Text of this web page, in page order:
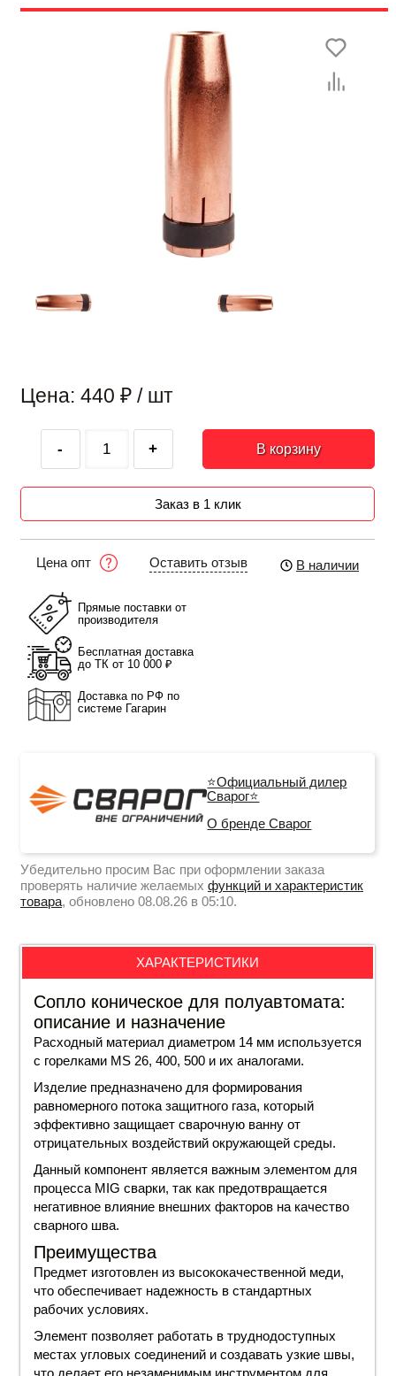
Цена: 440 ₽ / шт
- + В корзину
Заказ в 1 клик
Цена опт Оставить отзыв В наличии
Прямые поставки от
производителя
Бесплатная доставка
до ТК от 10 000 ₽
Доставка по РФ по
системе Гагарин
⭐Официальный дилер
Сварог⭐
О бренде Сварог
Убедительно просим Вас при оформлении заказа
проверять наличие желаемых функций и характеристик
товара, обновлено 08.08.26 в 05:10.
ХАРАКТЕРИСТИКИ
Сопло коническое для полуавтомата:
описание и назначение
Расходный материал диаметром 14 мм используется
с горелками MS 26, 400, 500 и их аналогами.
Изделие предназначено для формирования
равномерного потока защитного газа, который
эффективно защищает сварочную ванну от
отрицательных воздействий окружающей среды.
Данный компонент является важным элементом для
процесса MIG сварки, так как предотвращается
негативное влияние внешних факторов на качество
сварного шва.
Преимущества
Предмет изготовлен из высококачественной меди,
что обеспечивает надежность в стандартных
рабочих условиях.
Элемент позволяет работать в труднодоступных
местах угловых соединений и создавать узкие швы,
что делает его незаменимым инструментом для